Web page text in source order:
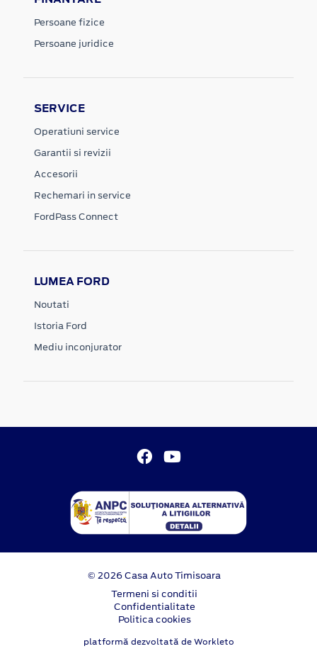
Persoane fizice
Persoane juridice
SERVICE
Operatiuni service
Garantii si revizii
Accesorii
Rechemari in service
FordPass Connect
LUMEA FORD
Noutati
Istoria Ford
Mediu inconjurator
© 2026 Casa Auto Timisoara
Termeni si conditii
Confidentialitate
Politica cookies
platformă dezvoltată de Workleto